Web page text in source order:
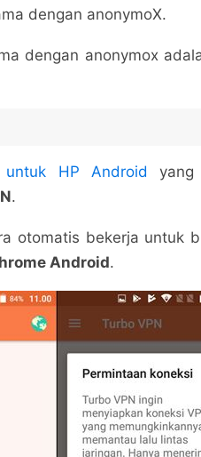
dengan anonymoX.
dengan anonymox
untuk HP Android yang
.
otomatis bekerja untuk
Android.